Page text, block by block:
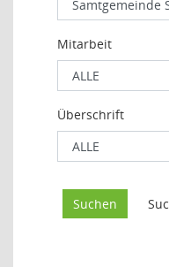
Mitarbeit
Überschrift